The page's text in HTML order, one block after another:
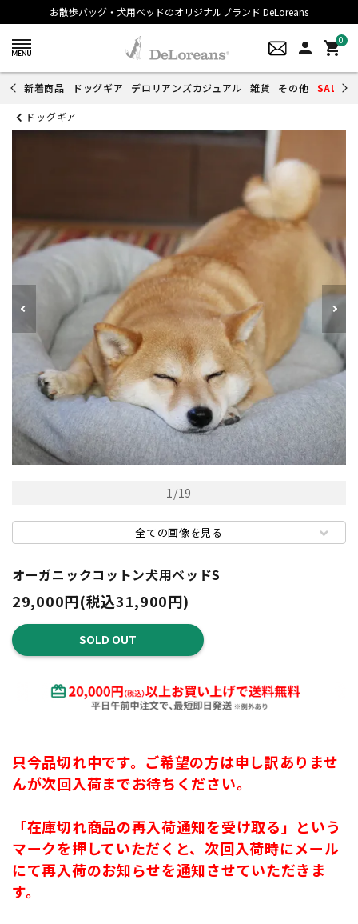
お散歩バッグ・犬用ベッドのオリジナルブランド DeLoreans
person 0
shopping_cart
新着商品 ドッグギア デロリアンズカジュアル 雑貨 その他 SALE
ドッグギア
1/19
全ての画像を見る
オーガニックコットン犬用ベッドS
29,000円(税込31,900円)
SOLD OUT
只今品切れ中です。ご希望の方は申し訳ありませ
んが次回入荷までお待ちください。
「在庫切れ商品の再入荷通知を受け取る」という
マークを押していただくと、次回入荷時にメール
にて再入荷のお知らせを通知させていただきま
す。